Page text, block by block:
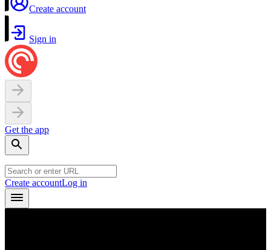
Create account
Sign in
Get the app
Create accountLog in